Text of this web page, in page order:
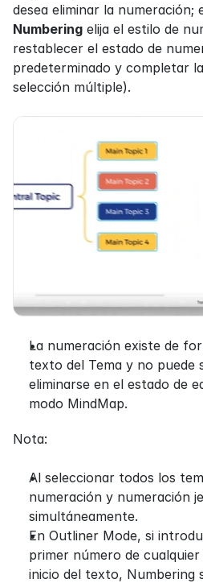
desea eliminar la numeración;
Numbering elija el estilo de
restablecer el estado de
predeterminado y completar
selección múltiple).
La numeración existe de
texto del Tema y no puede
eliminarse en el estado de
modo MindMap.
Nota:
Al seleccionar todos los
numeración y numeración
simultáneamente.
En Outliner Mode, si
primer número de
inicio del texto, Numbering